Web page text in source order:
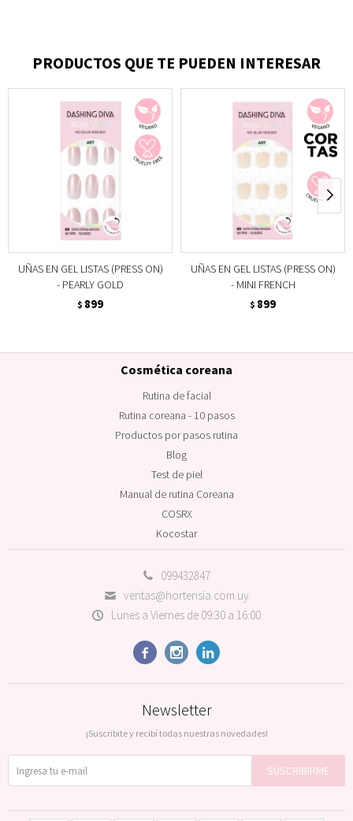
PRODUCTOS QUE TE PUEDEN INTERESAR
UÑAS EN GEL LISTAS (PRESS ON)
- PEARLY GOLD
$ 899
UÑAS EN GEL LISTAS (PRESS ON)
- MINI FRENCH
$ 899
099432847
ventas@hortensia.com.uy
Lunes a Viernes de 09:30 a 16:00
  
Cosmética coreana
Rutina de facial
Rutina coreana - 10 pasos
Productos por pasos rutina
Blog
Test de piel
Manual de rutina Coreana
COSRX
Kocostar
Newsletter
¡Suscribite y recibí todas nuestras novedades!
SUSCRIBIRME